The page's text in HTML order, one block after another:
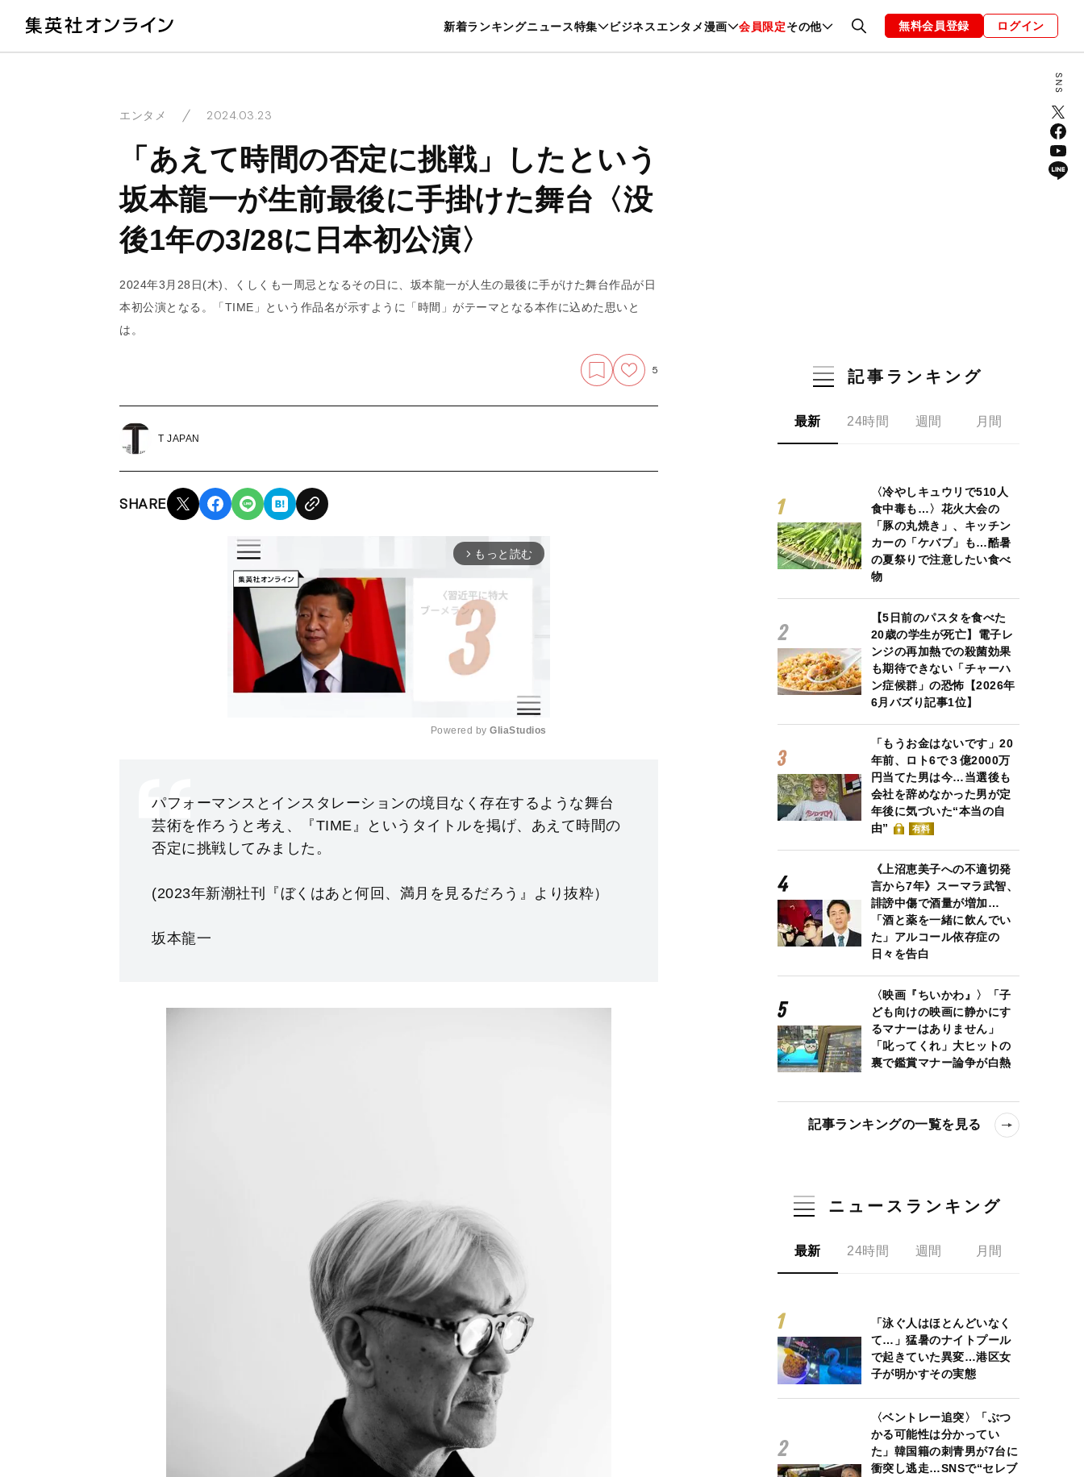
新着ランキングニュース特集 ビジネスエンタメ漫画 会員限定その他
暮らし スポーツ ヘルスケア 美容 グルメ ファッション 恋愛・結婚 編集部 お知らせ
無料会員登録 ログイン
エンタメ 2024.03.23
「あえて時間の否定に挑戦」したという
坂本龍一が生前最後に手掛けた舞台〈没
後1年の3/28に日本初公演〉
2024年3月28日(木)、くしくも一周忌となるその日に、坂本龍一が人生の最後に手がけた舞台作品が日
本初公演となる。「TIME」という作品名が示すように「時間」がテーマとなる本作に込めた思いと
は。
5
T JAPAN
SHARE
arrow_forward_ios もっと読む
u
t
Powered by GliaStudios
パフォーマンスとインスタレーションの境目なく存在するような舞台
芸術を作ろうと考え、『TIME』というタイトルを掲げ、あえて時間の
否定に挑戦してみました。
(2023年新潮社刊『ぼくはあと何回、満月を見るだろう』より抜粋）
坂本龍一
記事ランキング
最新 24時間 週間 月間
〈冷やしキュウリで510人
食中毒も…〉花火大会の
「豚の丸焼き」、キッチン
カーの「ケバブ」も…酷暑
の夏祭りで注意したい食べ
物
【5日前のパスタを食べた
20歳の学生が死亡】電子レ
ンジの再加熱での殺菌効果
も期待できない「チャーハ
ン症候群」の恐怖【2026年
6月バズり記事1位】
「もうお金はないです」20
年前、ロト6で３億2000万
円当てた男は今…当選後も
会社を辞めなかった男が定
年後に気づいた“本当の自
由”
有料
《上沼恵美子への不適切発
言から7年》スーマラ武智、
誹謗中傷で酒量が増加…
「酒と薬を一緒に飲んでい
た」アルコール依存症の
日々を告白
〈映画『ちいかわ』〉「子
ども向けの映画に静かにす
るマナーはありません」
「叱ってくれ」大ヒットの
裏で鑑賞マナー論争が白熱
記事ランキングの一覧を見る
ニュースランキング
最新 24時間 週間 月間
「泳ぐ人はほとんどいなく
て…」猛暑のナイトプール
で起きていた異変…港区女
子が明かすその実態
〈ベントレー追突〉「ぶつ
かる可能性は分かってい
た」韓国籍の刺青男が7台に
衝突し逃走…SNSで“セレブ